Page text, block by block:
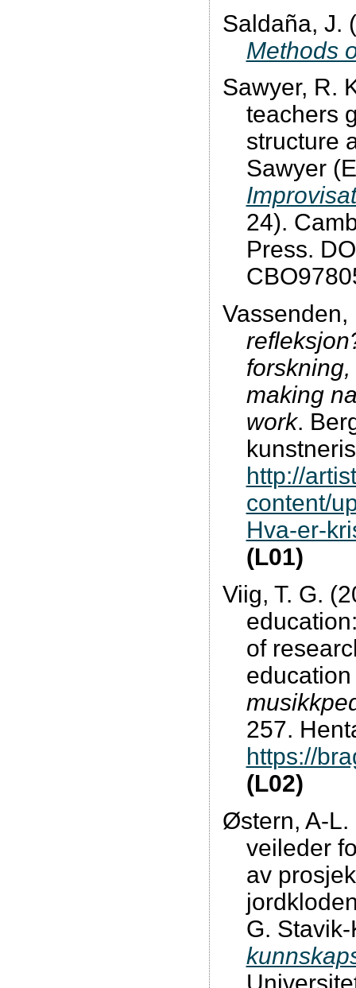
Saldaña, J.
Methods
Sawyer, R.
teachers
structure
Sawyer
24).
Press.
making
work.
http://
content/
Hva-er-
(L01)
Viig, T. G.
of
257.
https://
(L02)
Østern, A-L.
veileder
av
G.